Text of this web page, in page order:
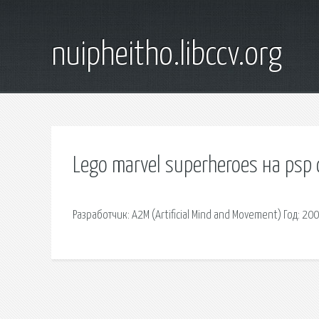
nuipheitho.libccv.org
Lego marvel superheroes на psp
Разработчик: A2M (Artificial Mind and Movement) Год: